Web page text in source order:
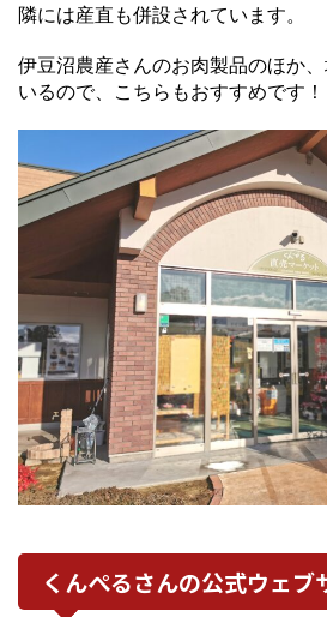
隣には産直も併設されています。
伊豆沼農産さんのお肉製品のほか
いるので、こちらもおすすめです！
くんぺるさんの公式ウェブ